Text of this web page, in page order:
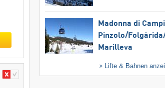
Madonna di
Pinzolo/​
Marilleva
Lifte & Bahnen